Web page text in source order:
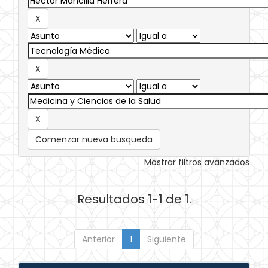
Comenzar nueva busqueda
Mostrar filtros avanzados
Resultados 1-1 de 1.
Anterior 1 Siguiente